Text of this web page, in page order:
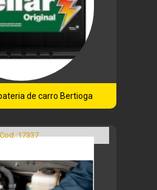
de carro Bertioga
17337